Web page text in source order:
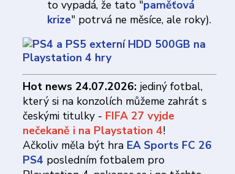
to vypadá, že tato "paměťová
krize" potrvá ne měsíce, ale roky).
Hot news 24.07.2026: jediný fotbal,
který si na konzolích můžeme zahrát s
českými titulky - FIFA 27 vyjde
nečekaně i na Playstation 4!
Ačkoliv měla být hra EA Sports FC 26
PS4 posledním fotbalem pro